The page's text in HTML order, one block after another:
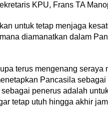
KPU, Frans TA
untuk tetap menjaga
diamanatkan dalam
terus mengenang seraya
Pancasila sebagai
penerus adalah
tetap utuh hingga akhir